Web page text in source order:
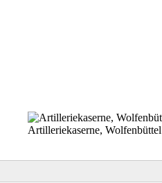
Artilleriekaserne, Wolfenbüttel